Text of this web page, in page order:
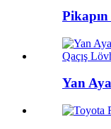
Pikapın
Yan